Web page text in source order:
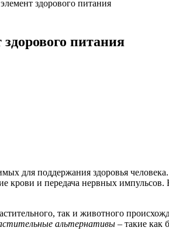
здорового питания
питания
для поддержания здоровья
крови и передача нервных
так и животного
альтернативы – такие как